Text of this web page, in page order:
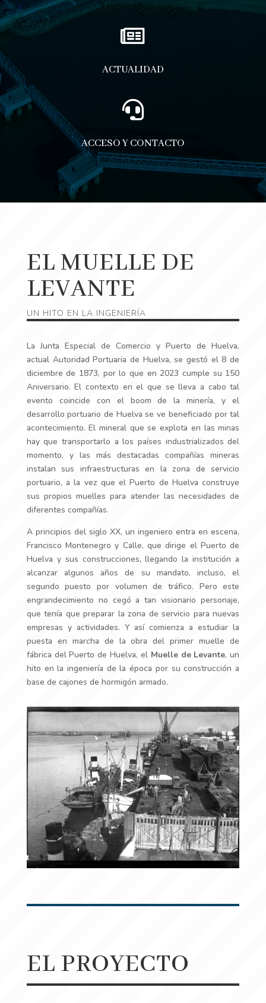

ACTUALIDAD

ACCESO Y CONTACTO
EL MUELLE DE
LEVANTE
UN HITO EN LA INGENIERÍA
La Junta Especial de Comercio y Puerto de Huelva,
actual Autoridad Portuaria de Huelva, se gestó el 8 de
diciembre de 1873, por lo que en 2023 cumple su 150
Aniversario. El contexto en el que se lleva a cabo tal
evento coincide con el boom de la minería, y el
desarrollo portuario de Huelva se ve beneficiado por tal
acontecimiento. El mineral que se explota en las minas
hay que transportarlo a los países industrializados del
momento, y las más destacadas compañías mineras
instalan sus infraestructuras en la zona de servicio
portuario, a la vez que el Puerto de Huelva construye
sus propios muelles para atender las necesidades de
diferentes compañías.
A principios del siglo XX, un ingeniero entra en escena,
Francisco Montenegro y Calle, que dirige el Puerto de
Huelva y sus construcciones, llegando la institución a
alcanzar algunos años de su mandato, incluso, el
segundo puesto por volumen de tráfico. Pero este
engrandecimiento no cegó a tan visionario personaje,
que tenía que preparar la zona de servicio para nuevas
empresas y actividades. Y así comienza a estudiar la
puesta en marcha de la obra del primer muelle de
fábrica del Puerto de Huelva, el Muelle de Levante, un
hito en la ingeniería de la época por su construcción a
base de cajones de hormigón armado.
EL PROYECTO